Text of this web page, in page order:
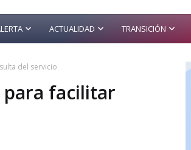
ACTUALIDAD TRANSICIÓN
del servicio
para facilitar